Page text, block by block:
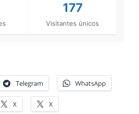
177
Visitantes únicos
Telegram WhatsApp
X X